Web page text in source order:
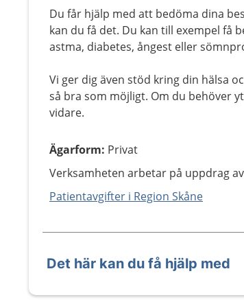
Du får hjälp med att bedöma dina
kan du få det. Du kan till exempel få
astma, diabetes, ångest eller
Vi ger dig även stöd kring din hälsa
så bra som möjligt. Om du behöver
vidare.
Ägarform: Privat
Verksamheten arbetar på uppdrag av
Patientavgifter i Region Skåne
Det här kan du få hjälp med